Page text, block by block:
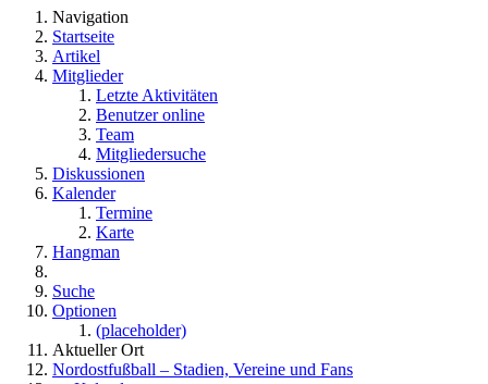
Navigation
Startseite
Artikel
Mitglieder
Letzte Aktivitäten
Benutzer online
Team
Mitgliedersuche
Diskussionen
Kalender
Termine
Karte
Hangman
Suche
Optionen
(placeholder)
Aktueller Ort
Nordostfußball – Stadien, Vereine und Fans